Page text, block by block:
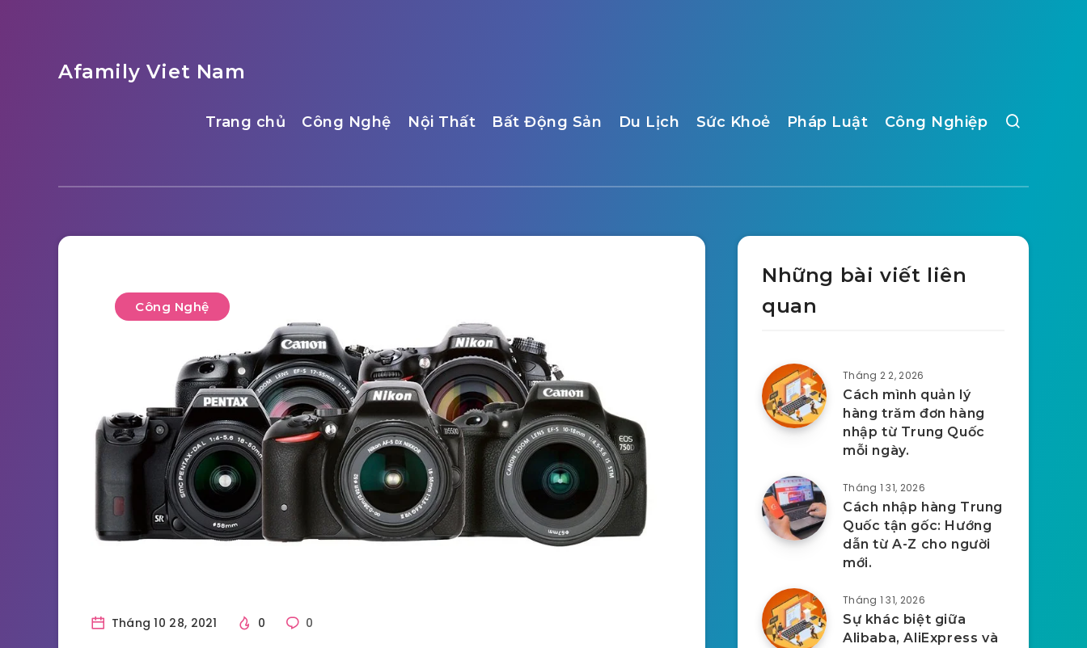
Afamily Viet Nam
Trang chủ Công Nghệ Nội Thất Bất Động Sản Du Lịch Sức Khoẻ Pháp Luật Công Nghiệp
Công Nghệ
Tháng 10 28, 2021 0 0
Những bài viết liên
quan
Tháng 2 2, 2026
Cách mình quản lý
hàng trăm đơn hàng
nhập từ Trung Quốc
mỗi ngày.
Tháng 1 31, 2026
Cách nhập hàng Trung
Quốc tận gốc: Hướng
dẫn từ A-Z cho người
mới.
Tháng 1 31, 2026
Sự khác biệt giữa
Alibaba, AliExpress và